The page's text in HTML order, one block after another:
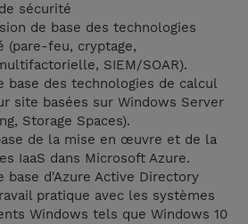
sécurité
de base des technologies
(pare-feu, cryptage,
SIEM/SOAR).
base des technologies de calcul
site basées sur Windows Server
Storage Spaces).
de la mise en œuvre et de la
IaaS dans Microsoft Azure.
base d'Azure Active Directory
pratique avec les systèmes
Windows tels que Windows 10